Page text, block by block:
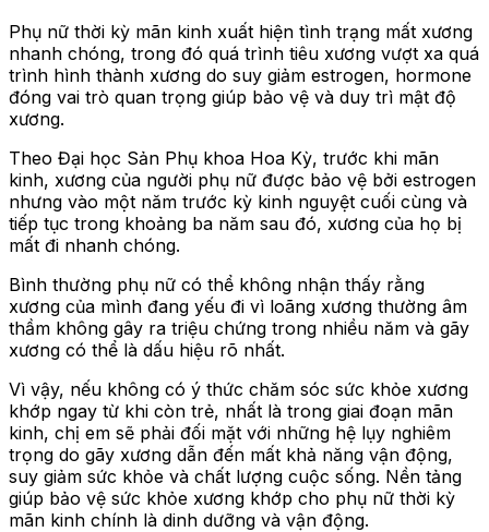
Phụ nữ thời kỳ mãn kinh xuất hiện tình trạng mất xương
nhanh chóng, trong đó quá trình tiêu xương vượt xa quá
trình hình thành xương do suy giảm estrogen, hormone
đóng vai trò quan trọng giúp bảo vệ và duy trì mật độ
xương.
Theo Đại học Sản Phụ khoa Hoa Kỳ, trước khi mãn
kinh, xương của người phụ nữ được bảo vệ bởi estrogen
nhưng vào một năm trước kỳ kinh nguyệt cuối cùng và
tiếp tục trong khoảng ba năm sau đó, xương của họ bị
mất đi nhanh chóng.
Bình thường phụ nữ có thể không nhận thấy rằng
xương của mình đang yếu đi vì loãng xương thường âm
thầm không gây ra triệu chứng trong nhiều năm và gãy
xương có thể là dấu hiệu rõ nhất.
Vì vậy, nếu không có ý thức chăm sóc sức khỏe xương
khớp ngay từ khi còn trẻ, nhất là trong giai đoạn mãn
kinh, chị em sẽ phải đối mặt với những hệ lụy nghiêm
trọng do gãy xương dẫn đến mất khả năng vận động,
suy giảm sức khỏe và chất lượng cuộc sống. Nền tảng
giúp bảo vệ sức khỏe xương khớp cho phụ nữ thời kỳ
mãn kinh chính là dinh dưỡng và vận động.